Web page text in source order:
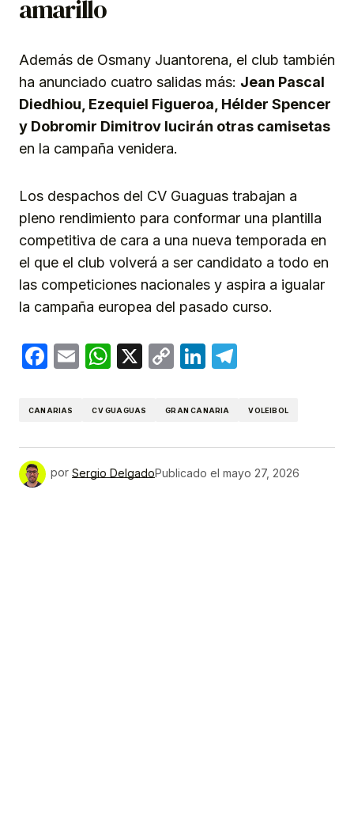
amarillo
Además de Osmany Juantorena, el club también
ha anunciado cuatro salidas más: Jean Pascal
Diedhiou, Ezequiel Figueroa, Hélder Spencer
y Dobromir Dimitrov lucirán otras camisetas
en la campaña venidera.
Los despachos del CV Guaguas trabajan a
pleno rendimiento para conformar una plantilla
competitiva de cara a una nueva temporada en
el que el club volverá a ser candidato a todo en
las competiciones nacionales y aspira a igualar
la campaña europea del pasado curso.
Facebook
EmailWhatsApp
X
CopyLinkedIn
CANARIAS CV GUAGUAS GRAN CANARIA VOLEIBOL
por Sergio DelgadoPublicado el mayo 27, 2026